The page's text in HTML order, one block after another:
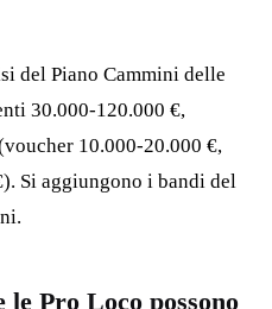
del Piano Cammini delle
30.000-120.000 €,
10.000-20.000 €,
Si aggiungono i bandi del
le Pro Loco possono